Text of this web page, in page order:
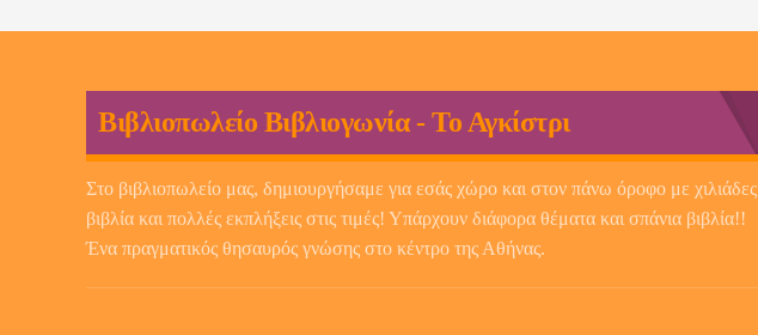
Βιβλιοπωλείο Βιβλιογωνία - Το Αγκίστρι
Στο βιβλιοπωλείο μας, δημιουργήσαμε για εσάς χώρο και στον πάνω όροφο με χιλιάδες
βιβλία και πολλές εκπλήξεις στις τιμές! Υπάρχουν διάφορα θέματα και σπάνια βιβλία!!
Ένα πραγματικός θησαυρός γνώσης στο κέντρο της Αθήνας.